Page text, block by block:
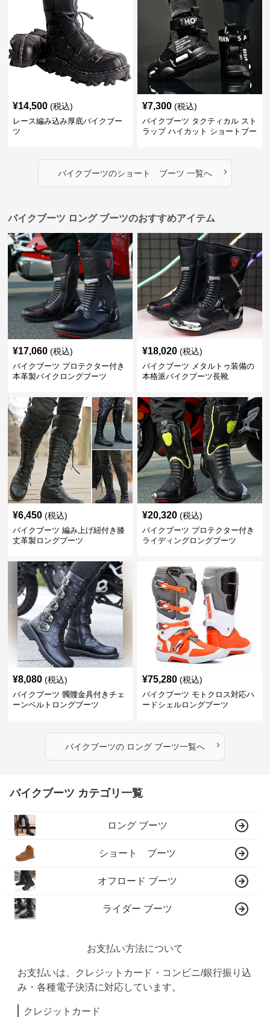
¥14,500 (税込)
レース編み込み厚底バイクブー
ツ
¥7,300 (税込)
バイクブーツ タクティカル スト
ラップ ハイカット ショートブー
バイクブーツのショート ブーツ 一覧へ ›
バイクブーツ ロング ブーツのおすすめアイテム
¥17,060 (税込)
バイクブーツ プロテクター付き
本革製バイクロングブーツ
¥18,020 (税込)
バイクブーツ メタルトゥ装備の
本格派バイクブーツ長靴
¥6,450 (税込)
バイクブーツ 編み上げ紐付き膝
丈革製ロングブーツ
¥20,320 (税込)
バイクブーツ プロテクター付き
ライディングロングブーツ
¥8,080 (税込)
バイクブーツ 髑髏金具付きチェ
ーンベルトロングブーツ
¥75,280 (税込)
バイクブーツ モトクロス対応ハ
ードシェルロングブーツ
バイクブーツのロング ブーツ一覧へ ›
バイクブーツ カテゴリ一覧
ロング ブーツ
ショート ブーツ
オフロード ブーツ
ライダー ブーツ
お支払い方法について
お支払いは、クレジットカード・コンビニ/銀行振り込
み・各種電子決済に対応しています。
クレジットカード